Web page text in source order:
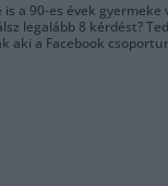
is a 90-es évek gyermeke
legalább 8 kérdést?
aki a Facebook